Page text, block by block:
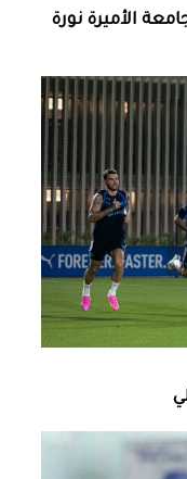
الأميرة نورة